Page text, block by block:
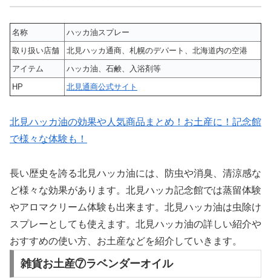
名称
ハッカ油スプレー
取り扱い店舗
北見ハッカ通商、札幌のデパート、北海道内の空港
アイテム
ハッカ油、石鹸、入浴剤等
HP
北見通商公式サイ ト
北見ハッカ油の効果や人気商品まとめ！お土産に！記念館
で様々な体験も！
長い歴史を誇る北見ハッカ油には、防虫や消臭、清涼感な
ど様々な効果があります。北見ハッカ記念館では蒸留体験
やアロマクリーム体験も出来ます。北見ハッカ油は虫除け
スプレーとしても使えます。北見ハッカ油の詳しい紹介や
おすすめの使い方、お土産などを紹介していきます。
雑貨お土産⑦ラベンダーオイル